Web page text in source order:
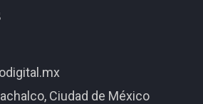
Ciudad de México